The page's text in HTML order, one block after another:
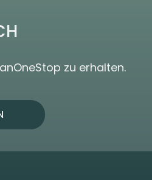
zu erhalten.